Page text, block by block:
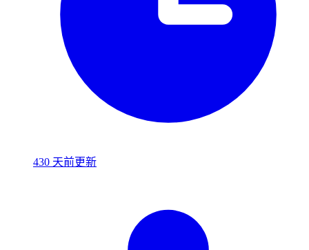
430 天前更新